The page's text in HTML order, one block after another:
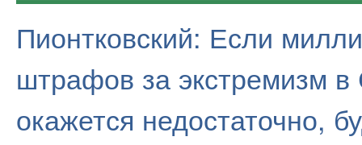
Пионтковский: Если
штрафов за экстремизм
окажется недостаточно,